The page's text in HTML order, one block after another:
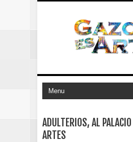
ADULTERIOS, AL
ARTES